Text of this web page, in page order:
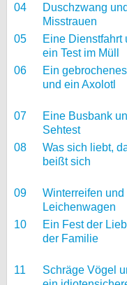
04
Duschzwang und
Misstrauen
05
Eine Dienstfahrt
ein Test im Müll
06
Ein
und ein Axolotl
07
Eine Busbank
Sehtest
08
Was sich liebt,
beißt sich
09
Winterreifen und
Leichenwagen
10
Ein Fest der
der Familie
11
Schräge Vögel